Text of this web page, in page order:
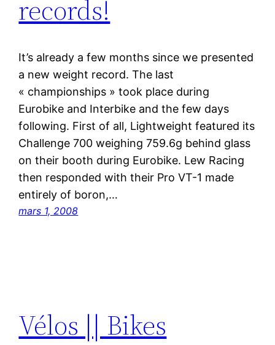
records!
It’s already a few months since we presented
a new weight record. The last
« championships » took place during
Eurobike and Interbike and the few days
following. First of all, Lightweight featured its
Challenge 700 weighing 759.6g behind glass
on their booth during Eurobike. Lew Racing
then responded with their Pro VT-1 made
entirely of boron,…
mars 1, 2008
Vélos || Bikes